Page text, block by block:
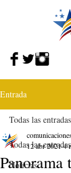
Entrada
Todas las entradas
Noticias
Todas las entradas
12 abr 20214